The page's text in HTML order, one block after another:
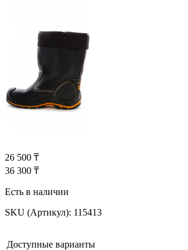
26 500 ₸
36 300 ₸
Есть в наличии
SKU (Артикул): 115413
Доступные варианты